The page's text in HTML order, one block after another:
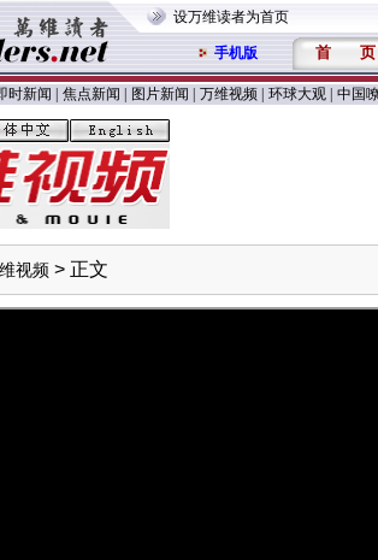
设万维读者为首页
手机版 首 页
时新闻 焦点新闻 图片新闻 万维视频 环球大观 中国
视频 > 正文